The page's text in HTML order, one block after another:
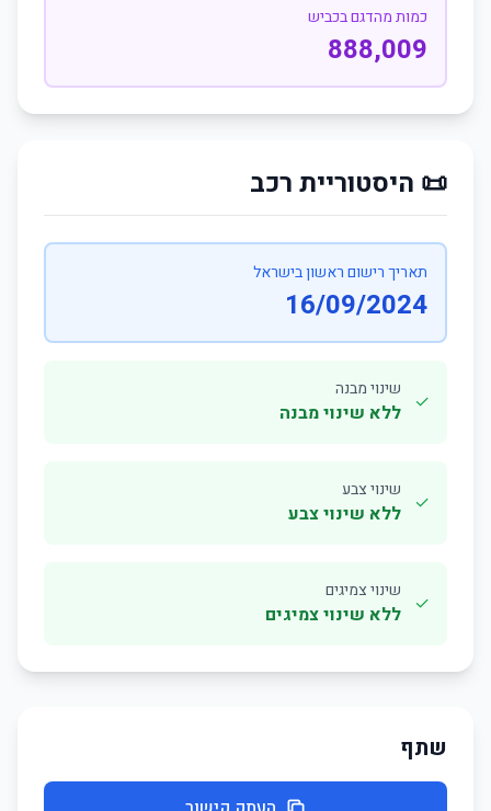
כמות מהדגם בכביש
888,009
📜 היסטוריית רכב
תאריך רישום ראשון בישראל
16/09/2024
✓
שינוי מבנה
ללא שינוי מבנה
✓
שינוי צבע
ללא שינוי צבע
✓
שינוי צמיגים
ללא שינוי צמיגים
שתף